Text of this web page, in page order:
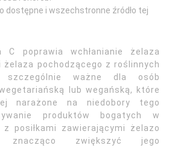
dostępne i wszechstronne źródło tej
C poprawia wchłanianie żelaza
żelaza pochodzącego z roślinnych
ważne dla osób
lub wegańską, które
narażone na niedobory tego
produktów bogatych w
posiłkami zawierającymi żelazo
znacząco zwiększyć jego